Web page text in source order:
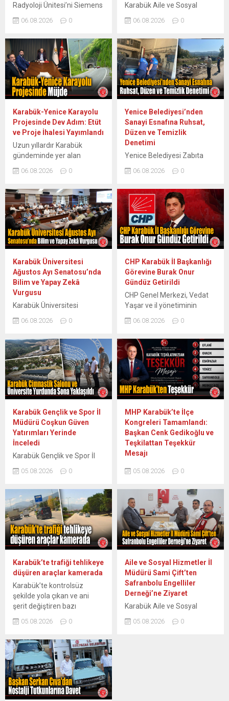
Radyoloji Ünitesi’ni Siemens
Healthineers altyapısına
sahip, yapay zekâ destekli
nesil görüntüleme
sistemleriyle donattı. Özel
Medikar Hastanesi, sağlık
hizmetlerinde teşhis
kalitesini ve hasta
güvenliğini en üst seviyeye
çıkarmak amacıyla teknoloji
yatırımlarına bir yenisini
daha ekledi. Hastane
bünyesindeki Radyoloji
Ünitesi’ne kazandırılan
yapay zekâ destekli yeni...
06.08.2026 0
Karabük Aile ve Sosyal
Hizmetler İl Müdürlüğü,
“Evlenecek Gençlerin
kapsamında çocuk sahibi
olan ailelere ulaştırılacak
“Bebek Destek Çantaları”nın
hazırlıklarını sürdürüyor.
Karabük Aile ve Sosyal
Hizmetler İl Müdürlüğü,
“Evlenecek Gençlerin
Desteklenmesi Projesi”
çerçevesinde kredi
desteğinden yararlanarak
yanında olmayı sürdürüyor.
Yeni doğan bebeklerin
06.08.2026 0
Karabük-Yenice Karayolu
Projesinde Dev Adım: Etüt
ve Proje İhalesi Yayımlandı
Uzun yıllardır Karabük
gündeminde yer alan
Karabük-Yenice Karayolu
danışmanlık hizmeti ihalesi
Kamu İhale Kurumu (KİK)
Bülteni’nde ilana çıktı. AK
Parti Karabük milletvekilleri
Cem Şahin ve Ali Keskinkılıç
ile AK Parti Karabük İl
Başkanı Ferhat Salt’ın
girişimleri sonucunda,
Karayolları Genel Müdürlüğü
Program ve...
06.08.2026 0
Yenice Belediyesi’nden
Sanayi Esnafına Ruhsat,
Düzen ve Temizlik
Denetimi
Yenice Belediyesi Zabıta
sitesindeki esnafa yönelik iş
temizliği ve ortak alan
ihlalleri konusunda denetim
gerçekleştirerek
tebligatlarda bulundu.
Yenice Belediyesi Zabıta
Amirliği ekipleri, ilçe sanayi
sitesinde faaliyet gösteren
esnaflara yönelik kapsamlı
bir denetim ve bilgilendirme
sitesinin genel düzenini ve
güvenliğini korumayı...
06.08.2026 0
Karabük Üniversitesi
Ağustos Ayı Senatosu’nda
Bilim ve Yapay Zekâ
Vurgusu
Karabük Üniversitesi
Ağustos Ayı Senato
Toplantısı, Rektör Prof. Dr.
gerçekleştirilerek Temmuz
ayında yürütülen akademik,
bilimsel ve kurumsal
çalışmalar masaya yatırıldı.
Karabük Üniversitesi (KBÜ)
Ağustos Ayı Senato
Toplantısı, Rektör Prof. Dr.
Fatih Kırışık başkanlığında
Senato Toplantı Salonu’nda
tamamlandı. Üniversitenin
sürdürdüğü akademik,
bilimsel ve idari
06.08.2026 0
CHP Karabük İl Başkanlığı
Görevine Burak Onur
Gündüz Getirildi
CHP Genel Merkezi, Vedat
Yaşar ve il yönetiminin
istifasının ardından CHP
Karabük İl Başkanlığı
Gündüz’ün atandığını
bildirdi. Cumhuriyet Halk
Partisi (CHP) Merkez
Yönetim Kurulu (MYK)
kararıyla CHP Karabük İl
Başkanlığı görevine Burak
Onur Gündüz getirildi. CHP
Genel Merkezi tarafından
yapılan resmi açıklamada;
eski İl Başkanı Vedat Yaşar...
06.08.2026 0
Karabük Gençlik ve Spor İl
Müdürü Coşkun Güven
Yatırımları Yerinde
İnceledi
Karabük Gençlik ve Spor İl
genelinde yapımı hızla süren
inşaatlarında saha
incelemelerinde bulundu.
Karabük Gençlik ve Spor İl
Müdürü Coşkun Güven,
Yatırım ve İşletmeler
Müdürü Nizamettin Yılmaz
ve kurumun teknik personeli
eşliğinde, şehirde yapımı
devam eden spor altyapısı
ve barınma projelerini...
05.08.2026 0
MHP Karabük’te İlçe
Kongreleri Tamamlandı:
Başkan Cenk Gedikoğlu ve
Teşkilattan Teşekkür
Mesajı
18 Temmuz’da başlayan 15.
Merkez İlçe ile tamamlandı.
İl Başkanı Cenk Gedikoğlu,
kongrelerin birlik ve
beraberlik ruhuyla geçtiğini
vurgulayarak tüm dava
arkadaşlarına ve basın
mensuplarına teşekkür etti.
Milliyetçi Hareket Partisi
(MHP) Karabük İl Başkanlığı,
İl Başkanı Cenk Gedikoğlu
öncülüğünde yürütülen 15.
Olağan...
05.08.2026 0
Karabük’te trafiği tehlikeye
düşüren araçlar kamerada
Karabük’te kontrolsüz
şekilde yola çıkan ve ani
şerit değiştiren bazı
düşürdüğü anlar araç
olay, Karabük’ün Safranbolu
ilçesindeki Adnan Menderes
Bulvarı’nda meydana geldi.
Sanayi Sokak’tan Karabük
istikametine dönüş yapmak
isteyen 78 ACS 339 plakalı
05.08.2026 0
Aile ve Sosyal Hizmetler İl
Müdürü Sami Çift’ten
Safranbolu Engelliler
Derneği’ne Ziyaret
Karabük Aile ve Sosyal
Çift ve beraberindeki heyet,
05.08.2026 0